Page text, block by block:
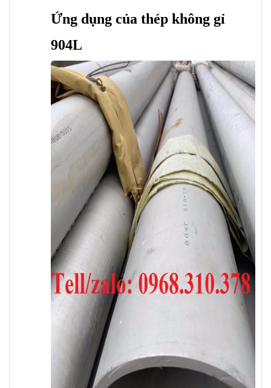
Ứng dụng của thép không gỉ
904L